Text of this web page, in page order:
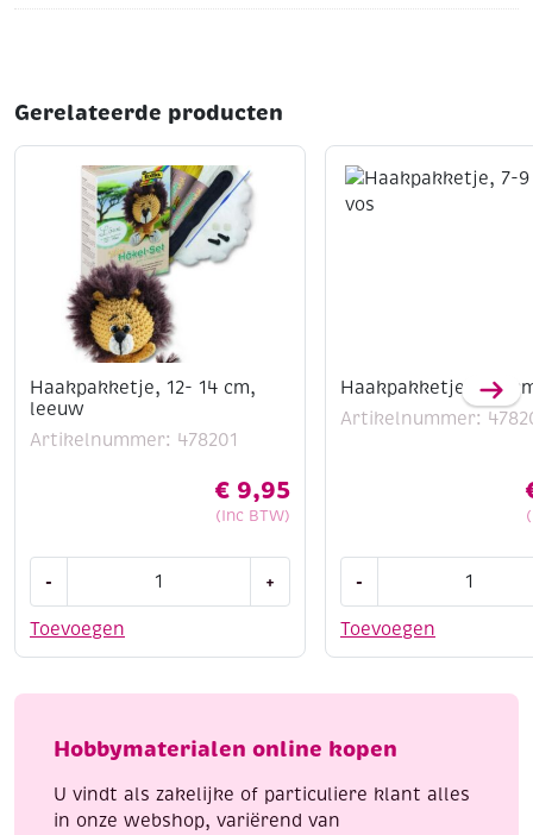
Gerelateerde producten
Haakpakketje, 12- 14 cm,
leeuw
Artikelnummer: 478201
€ 9,95
(Inc BTW)
Toevoegen
-
14
aantal
+
Haakpakketje, 7-9
Artikelnummer:
Toevoegen
-
9
aantal
Hobbymaterialen online kopen
U vindt als zakelijke of particuliere klant alles
in onze webshop, variërend van